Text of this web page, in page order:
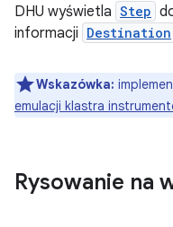
DHU wyświetla Step
informacji Destination
Wskazówka:
emulacji klastra
Rysowanie na